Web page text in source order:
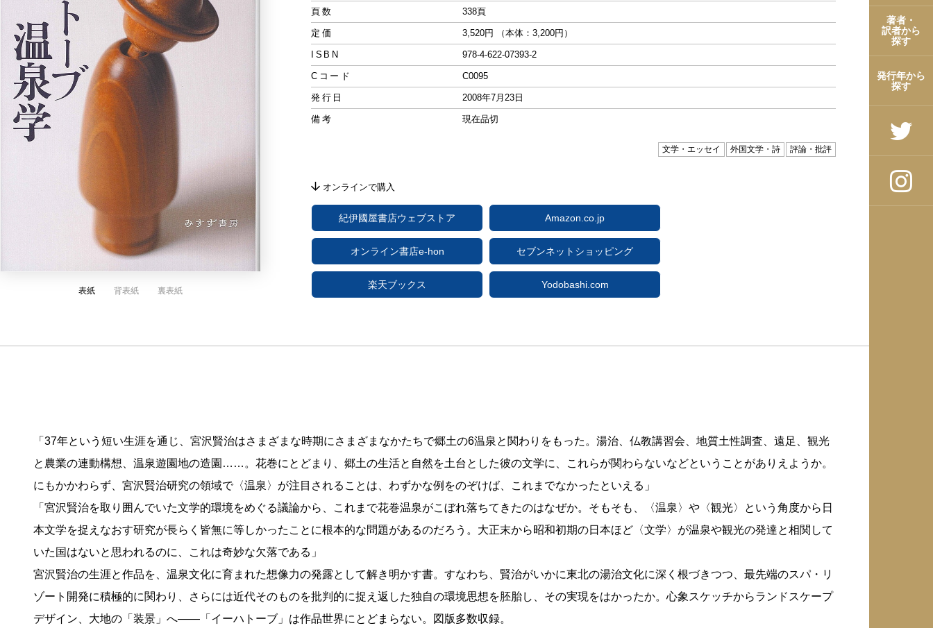
著者・
訳者から
探す
発行年から
探す
表紙 背表紙 裏表紙
頁数 338頁
定価 3,520円 （本体：3,200円）
ISBN 978-4-622-07393-2
Cコード C0095
発行日 2008年7月23日
備考 現在品切
文学・エッセイ 外国文学・詩 評論・批評
オンラインで購入
紀伊國屋書店ウェブストア Amazon.co.jp
オンライン書店e-hon セブンネットショッピング
楽天ブックス Yodobashi.com
「37年という短い生涯を通じ、宮沢賢治はさまざまな時期にさまざまなかたちで郷土の6温泉と関わりをもった。湯治、仏教講習会、地質土性調査、遠足、観光
と農業の連動構想、温泉遊園地の造園……。花巻にとどまり、郷土の生活と自然を土台とした彼の文学に、これらが関わらないなどということがありえようか。
にもかかわらず、宮沢賢治研究の領域で〈温泉〉が注目されることは、わずかな例をのぞけば、これまでなかったといえる」
「宮沢賢治を取り囲んでいた文学的環境をめぐる議論から、これまで花巻温泉がこぼれ落ちてきたのはなぜか。そもそも、〈温泉〉や〈観光〉という角度から日
本文学を捉えなおす研究が長らく皆無に等しかったことに根本的な問題があるのだろう。大正末から昭和初期の日本ほど〈文学〉が温泉や観光の発達と相関して
いた国はないと思われるのに、これは奇妙な欠落である」
宮沢賢治の生涯と作品を、温泉文化に育まれた想像力の発露として解き明かす書。すなわち、賢治がいかに東北の湯治文化に深く根づきつつ、最先端のスパ・リ
ゾート開発に積極的に関わり、さらには近代そのものを批判的に捉え返した独自の環境思想を胚胎し、その実現をはかったか。心象スケッチからランドスケープ
デザイン、大地の「装景」へ——「イーハトーブ」は作品世界にとどまらない。図版多数収録。